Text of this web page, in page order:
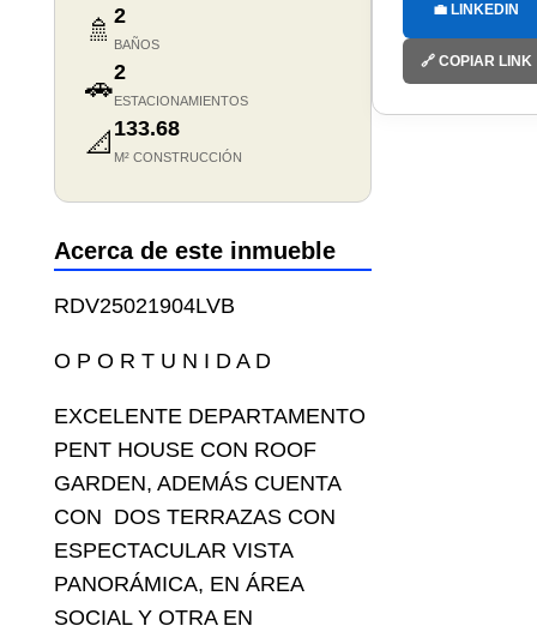
🚿 2
BAÑOS
🚗2
ESTACIONAMIENTOS
📐 133.68
M² CONSTRUCCIÓN
Acerca de este inmueble
RDV25021904LVB
O P O R T U N I D A D
EXCELENTE DEPARTAMENTO
PENT HOUSE CON ROOF
GARDEN, ADEMÁS CUENTA
CON DOS TERRAZAS CON
ESPECTACULAR VISTA
PANORÁMICA, EN ÁREA
SOCIAL Y OTRA EN
💼 LINKEDIN
🔗 COPIAR LINK